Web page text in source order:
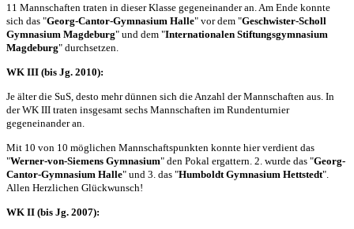
11 Mannschaften traten in dieser Klasse gegeneinander an. Am Ende konnte
sich das "Georg-Cantor-Gymnasium Halle" vor dem "Geschwister-Scholl
Gymnasium Magdeburg" und dem "Internationalen Stiftungsgymnasium
Magdeburg" durchsetzen.
WK III (bis Jg. 2010):
Je älter die SuS, desto mehr dünnen sich die Anzahl der Mannschaften aus. In
der WK III traten insgesamt sechs Mannschaften im Rundenturnier
gegeneinander an.
Mit 10 von 10 möglichen Mannschaftspunkten konnte hier verdient das
"Werner-von-Siemens Gymnasium" den Pokal ergattern. 2. wurde das "Georg-
Cantor-Gymnasium Halle" und 3. das "Humboldt Gymnasium Hettstedt".
Allen Herzlichen Glückwunsch!
WK II (bis Jg. 2007):